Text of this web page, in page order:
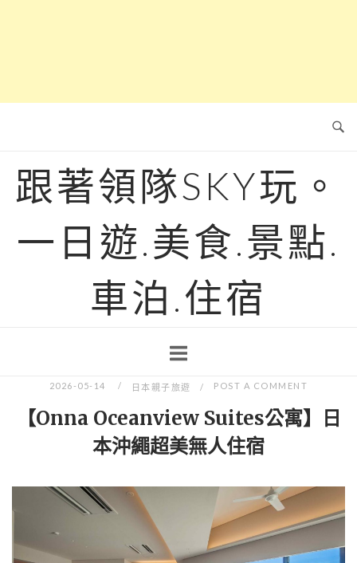
跟著領隊SKY玩。
一日遊.美食.景點.
車泊.住宿
2026-05-14 日本親子旅遊 POST A COMMENT
【Onna Oceanview Suites公寓】日
本沖繩超美無人住宿